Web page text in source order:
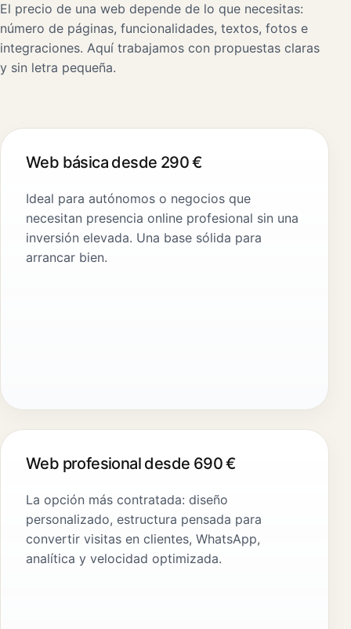
El precio de una web depende de lo que necesitas:
número de páginas, funcionalidades, textos, fotos e
integraciones. Aquí trabajamos con propuestas claras
y sin letra pequeña.
Web básica desde 290 €
Ideal para autónomos o negocios que
necesitan presencia online profesional sin una
inversión elevada. Una base sólida para
arrancar bien.
Web profesional desde 690 €
La opción más contratada: diseño
personalizado, estructura pensada para
convertir visitas en clientes, WhatsApp,
analítica y velocidad optimizada.